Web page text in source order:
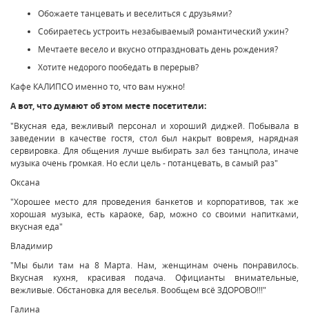
Обожаете танцевать и веселиться с друзьями?
Собираетесь устроить незабываемый романтический ужин?
Мечтаете весело и вкусно отпраздновать день рождения?
Хотите недорого пообедать в перерыв?
Кафе КАЛИПСО именно то, что вам нужно!
А вот, что думают об этом месте посетители:
"Вкусная еда, вежливый персонал и хороший диджей. Побывала в
заведении в качестве гостя, стол был накрыт вовремя, нарядная
сервировка. Для общения лучше выбирать зал без танцпола, иначе
музыка очень громкая. Но если цель - потанцевать, в самый раз"
Оксана
"Хорошее место для проведения банкетов и корпоративов, так же
хорошая музыка, есть караоке, бар, можно со своими напитками,
вкусная еда"
Владимир
"Мы были там на 8 Марта. Нам, женщинам очень понравилось.
Вкусная кухня, красивая подача. Официанты внимательные,
вежливые. Обстановка для веселья. Вообщем всё ЗДОРОВО!!!"
Галина